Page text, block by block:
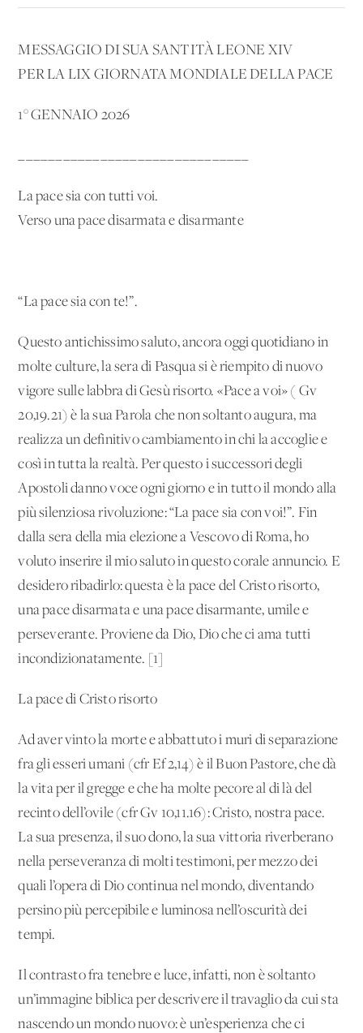
MESSAGGIO DI SUA SANTITÀ LEONE XIV
PER LA LIX GIORNATA MONDIALE DELLA PACE
1° GENNAIO 2026
La pace sia con tutti voi.
Verso una pace disarmata e disarmante
“La pace sia con te!”.
Questo antichissimo saluto, ancora oggi quotidiano in
molte culture, la sera di Pasqua si è riempito di nuovo
vigore sulle labbra di Gesù risorto. «Pace a voi» ( Gv
20,19.21) è la sua Parola che non soltanto augura, ma
realizza un definitivo cambiamento in chi la accoglie e
così in tutta la realtà. Per questo i successori degli
Apostoli danno voce ogni giorno e in tutto il mondo alla
più silenziosa rivoluzione: “La pace sia con voi!”. Fin
dalla sera della mia elezione a Vescovo di Roma, ho
voluto inserire il mio saluto in questo corale annuncio. E
desidero ribadirlo: questa è la pace del Cristo risorto,
una pace disarmata e una pace disarmante, umile e
perseverante. Proviene da Dio, Dio che ci ama tutti
incondizionatamente. [1]
La pace di Cristo risorto
Ad aver vinto la morte e abbattuto i muri di separazione
fra gli esseri umani (cfr Ef 2,14) è il Buon Pastore, che dà
la vita per il gregge e che ha molte pecore al di là del
recinto dell’ovile (cfr Gv 10,11.16): Cristo, nostra pace.
La sua presenza, il suo dono, la sua vittoria riverberano
nella perseveranza di molti testimoni, per mezzo dei
quali l’opera di Dio continua nel mondo, diventando
persino più percepibile e luminosa nell’oscurità dei
tempi.
Il contrasto fra tenebre e luce, infatti, non è soltanto
un’immagine biblica per descrivere il travaglio da cui sta
nascendo un mondo nuovo: è un’esperienza che ci